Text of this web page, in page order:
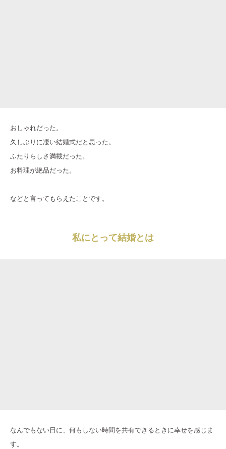
おしゃれだった。
久しぶりに凄い結婚式だと思った。
ふたりらしさ満載だった。
お料理が絶品だった。
などと言ってもらえたことです。
私にとって結婚とは
なんでもない日に、何もしない時間を共有できるときに幸せを感じま
す。